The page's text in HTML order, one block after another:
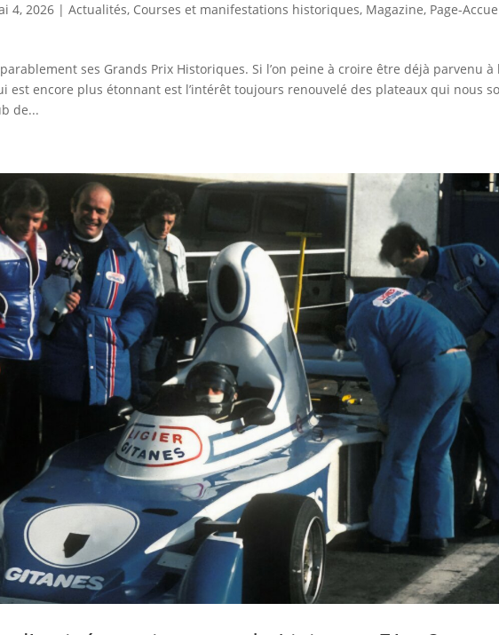
4, 2026 |Actualités, Courses et manifestations historiques, Magazine, Page-
ses Grands Prix Historiques. Si l’on peine à croire être déjà parvenu à
est encore plus étonnant est l’intérêt toujours renouvelé des plateaux qui nous
de...